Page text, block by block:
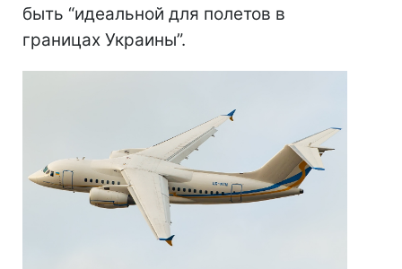
быть “идеальной для полетов в
границах Украины”.